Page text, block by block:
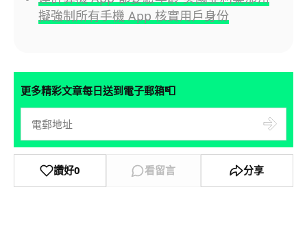
擬強制所有手機 App 核實用戶身份
更多精彩文章每日送到電子郵箱📮
讚好0 看留言 分享